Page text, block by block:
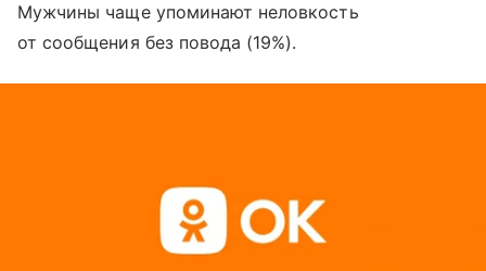
Мужчины чаще упоминают неловкость
от сообщения без повода (19%).